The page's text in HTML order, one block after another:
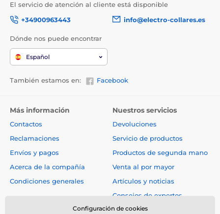
El servicio de atención al cliente está disponible
+34900963443
info@electro-collares.es
Dónde nos puede encontrar
Español
También estamos en: Facebook
Más información
Contactos
Reclamaciones
Envíos y pagos
Acerca de la compañía
Condiciones generales
Nuestros servicios
Devoluciones
Servicio de productos
Productos de segunda mano
Venta al por mayor
Artículos y noticias
Consejos de expertos
Configuración de cookies